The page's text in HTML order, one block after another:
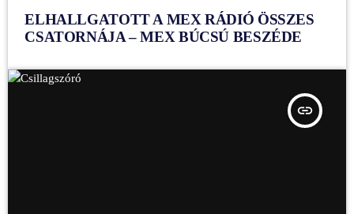
ELHALLGATOTT A MEX RÁDIÓ ÖSSZES
CSATORNÁJA – MEX BÚCSÚ BESZÉDE
insert_link